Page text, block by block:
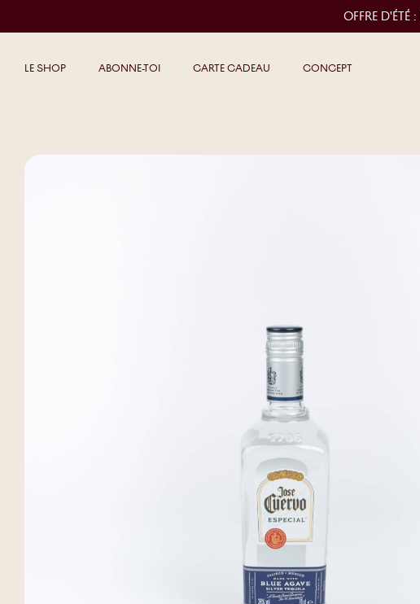
OFFRE D'ÉTÉ :
LE SHOP ABONNE-TOI CARTE CADEAU CONCEPT